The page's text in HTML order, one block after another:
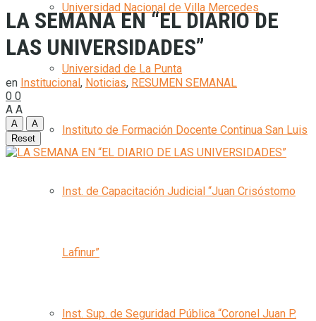
Universidad Nacional de Villa Mercedes
Universidad de La Punta
Instituto de Formación Docente Continua San Luis
Inst. de Capacitación Judicial “Juan Crisóstomo
Lafinur”
Inst. Sup. de Seguridad Pública “Coronel Juan P.
LA SEMANA EN “EL DIARIO DE
LAS UNIVERSIDADES”
en Institucional, Noticias, RESUMEN SEMANAL
0 0
A A
A
A
Reset